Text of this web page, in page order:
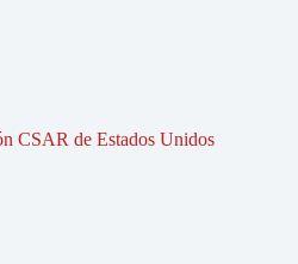
CSAR de Estados Unidos